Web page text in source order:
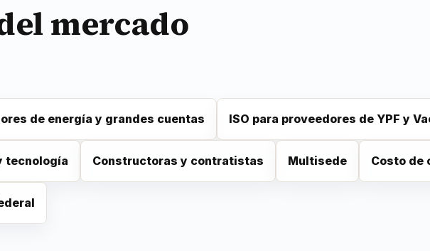
mercado
de energía y grandes cuentas ISO para proveedores de YPF y
tecnología Constructoras y contratistas Multisede Costo de